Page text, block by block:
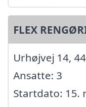
FLEX
Urhøjvej 14,
Ansatte: 3
Startdato: 15.